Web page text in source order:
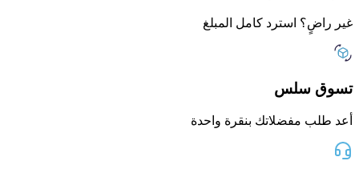
غير راضٍ؟ استرد كامل المبلغ
تسوق سلس
أعد طلب مفضلاتك بنقرة واحدة